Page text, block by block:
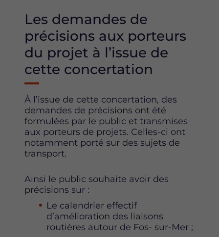
Les demandes de
précisions aux porteurs
du projet à l’issue de
cette concertation
À l’issue de cette concertation, des
demandes de précisions ont été
formulées par le public et transmises
aux porteurs de projets. Celles-ci ont
notamment porté sur des sujets de
transport.
Ainsi le public souhaite avoir des
précisions sur :
Le calendrier effectif
d’amélioration des liaisons
routières autour de Fos- sur-Mer ;